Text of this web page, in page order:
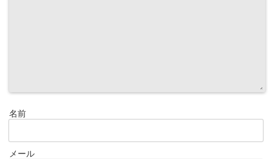
名前
メール